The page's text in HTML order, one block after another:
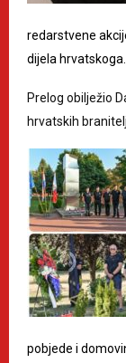
redarstvene
dijela hrvatskoga…
Prelog obilježio
hrvatskih
pobjede i